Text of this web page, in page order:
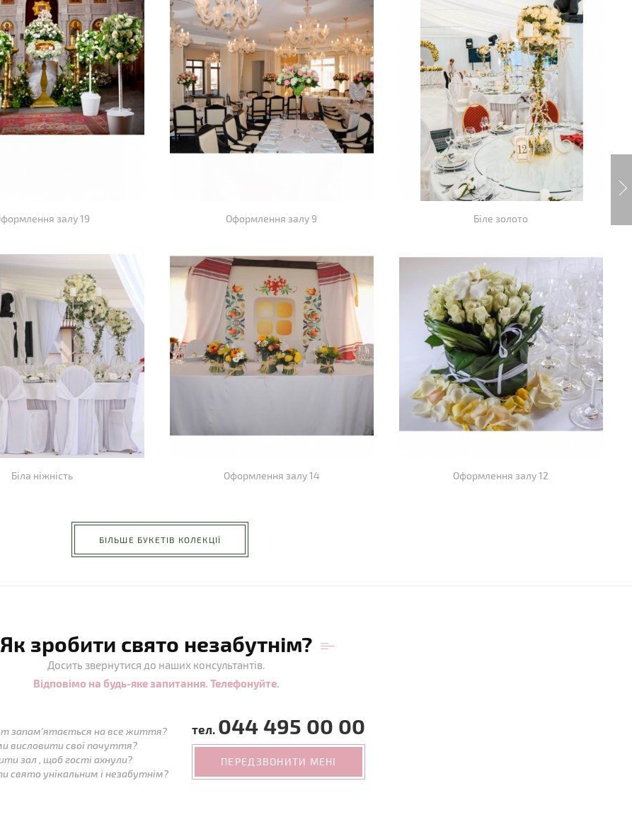
залу 19 Оформлення залу 9 Біле золото
Біла ніжність Оформлення залу 14 Оформлення залу 12
БІЛЬШЕ БУКЕТІВ КОЛЕКЦІЇ
Як зробити свято незабутнім?
Досить звернутися до наших консультантів.
Відповімо на будь-яке запитання. Телефонуйте.
запам'ятається на все життя?
висловити свої почуття?
зал , щоб гості ахнули?
свято унікальним і незабутнім?
тел. 044 495 00 00
ПЕРЕДЗВОНИТИ МЕНІ